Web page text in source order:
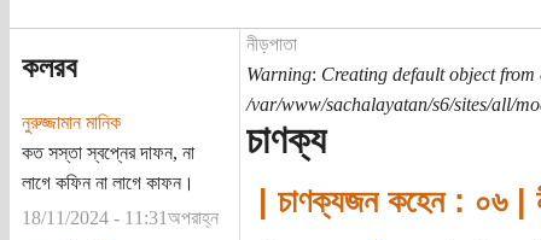
কলরব
নুরুজ্জামান মানিক
কত সস্তা স্বপ্নের দাফন, না
লাগে কফিন না লাগে কাফন।
18/11/2024 - 11:31অপরাহ্ন
নীড়পাতা
Warning: Creating default object from
/var/www/sachalayatan/s6/sites/all/
চাণক্য
| চাণক্যজন কহেন : ০৬ |